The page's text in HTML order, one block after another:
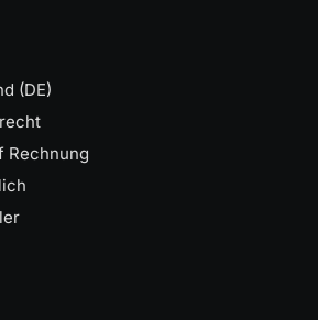
(DE)
Rechnung